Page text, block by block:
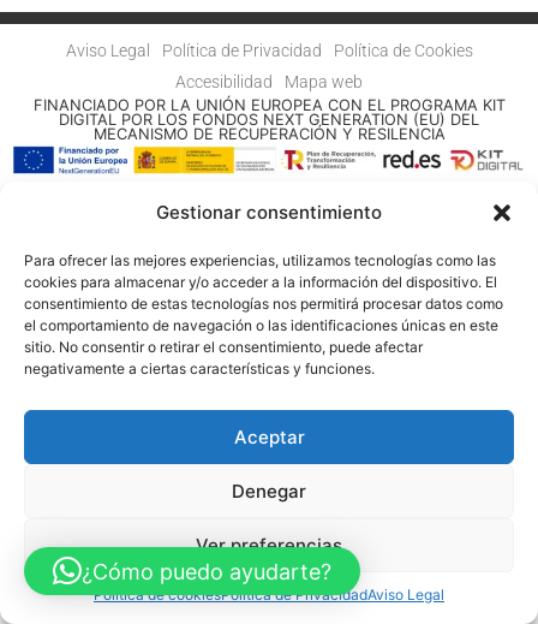
Gestionar consentimiento
Para ofrecer las mejores experiencias, utilizamos tecnologías como las
cookies para almacenar y/o acceder a la información del dispositivo. El
consentimiento de estas tecnologías nos permitirá procesar datos como
el comportamiento de navegación o las identificaciones únicas en este
sitio. No consentir o retirar el consentimiento, puede afectar
negativamente a ciertas características y funciones.
Aceptar
Denegar
Ver preferencias
Política de cookiesPolítica de PrivacidadAviso Legal
Aviso Legal Política de Privacidad
Política de Cookies
Accesibilidad
Mapa web
FINANCIADO POR LA UNIÓN EUROPEA CON EL PROGRAMA KIT
DIGITAL POR LOS FONDOS NEXT GENERATION (EU) DEL
MECANISMO DE RECUPERACIÓN Y RESILENCIA
¿Cómo puedo ayudarte?